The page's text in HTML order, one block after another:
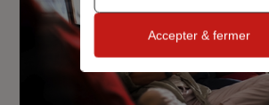
Accepter & fermer